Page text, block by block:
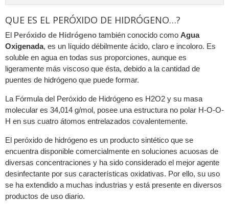
QUE ES EL PERÓXIDO DE HIDRÓGENO…?
El Peróxido de Hidrógeno también conocido como Agua
Oxigenada, es un líquido débilmente ácido, claro e incoloro. Es
soluble en agua en todas sus proporciones, aunque es
ligeramente más viscoso que ésta, debido a la cantidad de
puentes de hidrógeno que puede formar.
La Fórmula del Peróxido de Hidrógeno es H2O2 y su masa
molecular es 34,014 g/mol, posee una estructura no polar H-O-O-
H en sus cuatro átomos entrelazados covalentemente.
El peróxido de hidrógeno es un producto sintético que se
encuentra disponible comercialmente en soluciones acuosas de
diversas concentraciones y ha sido considerado el mejor agente
desinfectante por sus características oxidativas. Por ello, su uso
se ha extendido a muchas industrias y está presente en diversos
productos de uso diario.